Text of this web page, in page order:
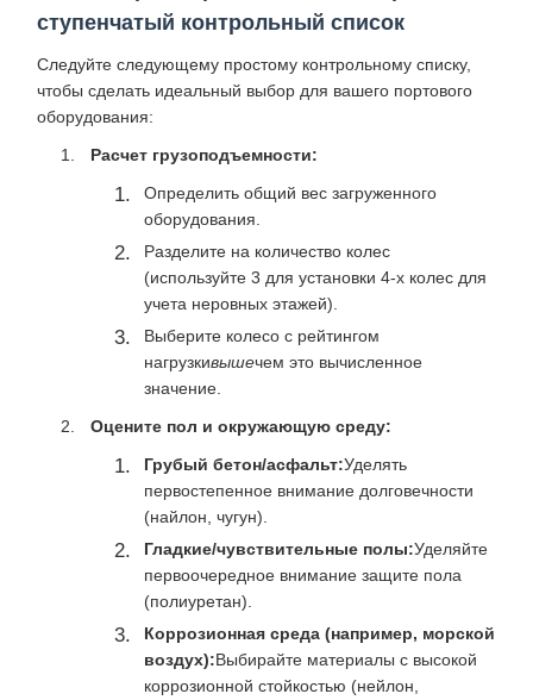
ступенчатый контрольный список
Следуйте следующему простому контрольному списку,
чтобы сделать идеальный выбор для вашего портового
оборудования:
Расчет грузоподъемности:
Определить общий вес загруженного
оборудования.
Разделите на количество колес
(используйте 3 для установки 4-х колес для
учета неровных этажей).
Выберите колесо с рейтингом
нагрузкивышечем это вычисленное
значение.
Оцените пол и окружающую среду:
Грубый бетон/асфальт:Уделять
первостепенное внимание долговечности
(найлон, чугун).
Гладкие/чувствительные полы:Уделяйте
первоочередное внимание защите пола
(полиуретан).
Коррозионная среда (например, морской
воздух):Выбирайте материалы с высокой
коррозионной стойкостью (нейлон,